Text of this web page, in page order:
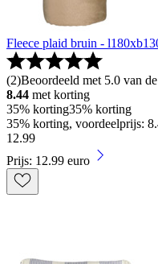
Fleece plaid bruin -
(2)Beoordeeld met 5.0 van
8.44 met korting
35% korting35% korting
35% korting, voordeelprijs:
12.99
Prijs: 12.99 euro